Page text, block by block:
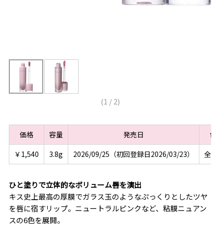
(1 /2)
価格 容量 発売日
色
￥1,540
3.8g 2026/09/25（初回登録日2026/03/23） 全9
ひと塗りで立体的なボリューム唇を演出
キス史上最高の厚膜でガラス玉のようなぷっくりとしたツヤ
を唇に宿すリップ。ニュートラルピンクなど、粘膜ニュアン
スの6色を展開。